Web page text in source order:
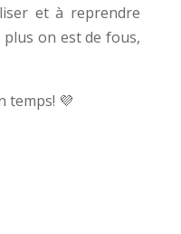
et à reprendre
on est de fous,
temps! 💜